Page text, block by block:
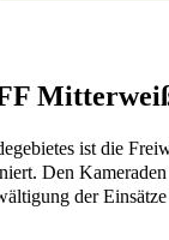
ist die
Den Kameraden
der